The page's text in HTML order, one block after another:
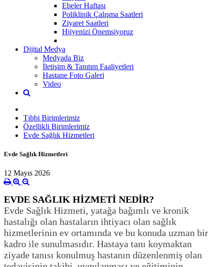
Ebeler Haftası
Poliklinik Çalışma Saatleri
Ziyaret Saatleri
Hijyenizi Önemsiyoruz
Dijital Medya
Medyada Biz
İletişim & Tanıtım Faaliyetleri
Hastane Foto Galeri
Video
Tıbbi Birimlerimiz
Özellikli Birimlerimiz
Evde Sağlık Hizmetleri
Evde Sağlık Hizmetleri
12 Mayıs 2026
EVDE SAĞLIK HİZMETİ NEDİR?
Evde Sağlık Hizmeti, yatağa bağımlı ve kronik
hastalığı olan hastaların ihtiyacı olan sağlık
hizmetlerinin ev ortamında ve bu konuda uzman bir
kadro ile sunulmasıdır. Hastaya tanı koymaktan
ziyade tanısı konulmuş hastanın düzenlenmiş olan